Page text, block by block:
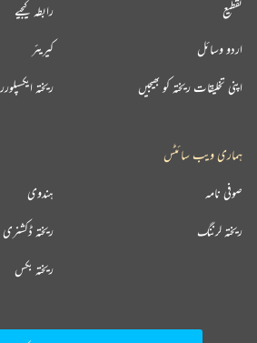
تقطیع
اردو وسائل
اپنی تخلیقات ریختہ کو بھیجیں
رابطہ کیجیے
کیریئر
ریختہ ایکسپلورر
ہماری ویب سائٹس
ہندوی صوفی نامہ
ریختہ ڈکشنری ریختہ لرننگ
ریختہ بکس